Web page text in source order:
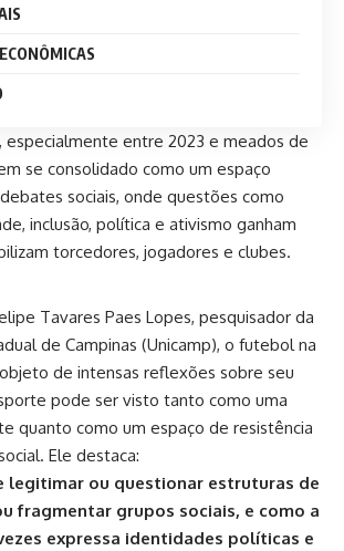
especialmente entre 2023 e meados de
se consolidado como um espaço
sociais, onde questões como
inclusão, política e ativismo ganham
torcedores, jogadores e clubes.
Tavares Paes Lopes, pesquisador da
de Campinas (Unicamp), o futebol na
de intensas reflexões sobre seu
pode ser visto tanto como uma
quanto como um espaço de resistência
Ele destaca:
ou questionar estruturas de
fragmentar grupos sociais, e como a
expressa identidades políticas e